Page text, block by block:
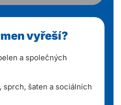
vyřeší?
a společných
sprch, šaten a sociálních